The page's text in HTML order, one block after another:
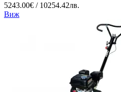
5243.00€ / 10254.42лв.
Виж